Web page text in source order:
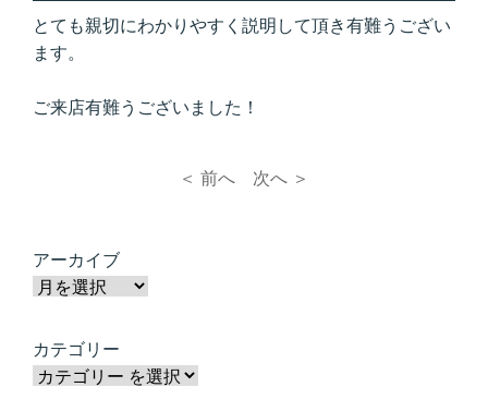
とても親切にわかりやすく説明して頂き有難うござい
ます。
ご来店有難うございました！
＜ 前へ 次へ ＞
アーカイブ
カテゴリー